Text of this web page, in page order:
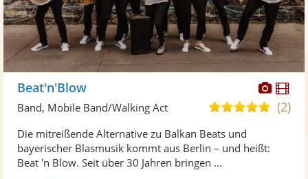
Beat'n'Blow
5,0(2)
Band, Mobile Band/Walking Act
Die mitreißende Alternative zu Balkan Beats und
bayerischer Blasmusik kommt aus Berlin – und heißt:
Beat 'n Blow. Seit über 30 Jahren bringen ...